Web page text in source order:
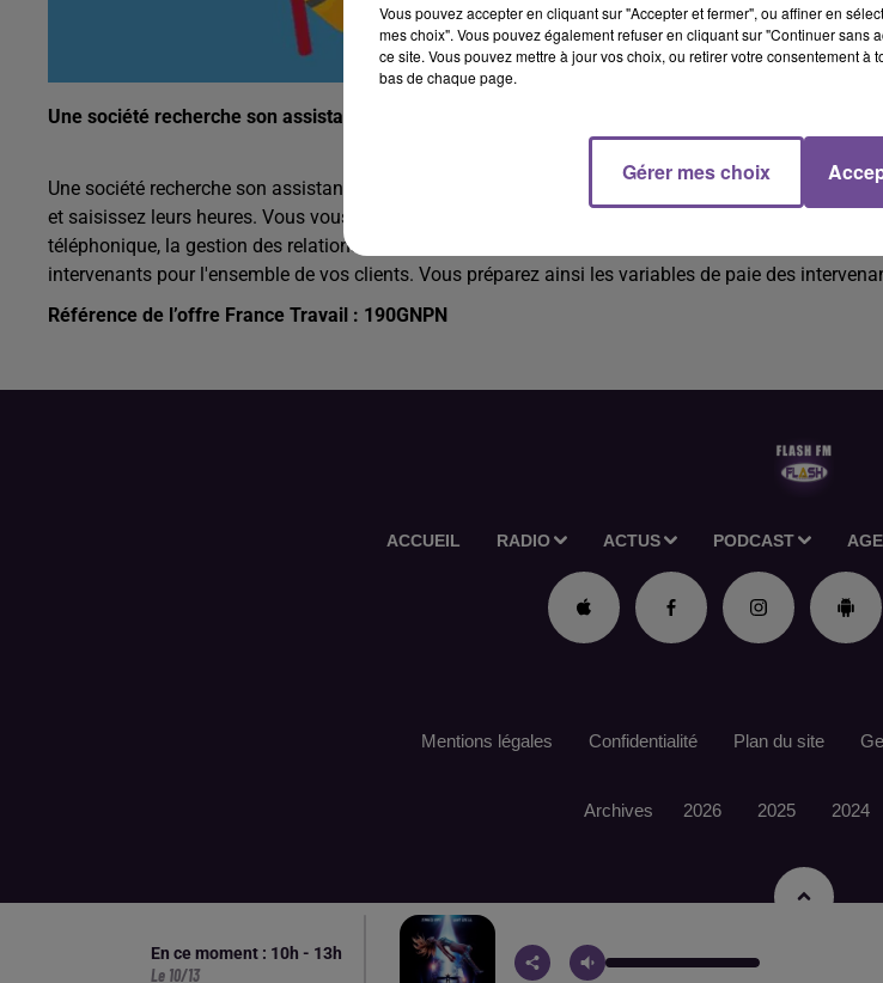
Une société recherche son assistant d’agence (H/F).
Une société recherche son assistant d’agence (H/F). Vous établissez les plannings de vos
et saisissez leurs heures. Vous vous chargez également de la facturation client. Vous assurez
téléphonique, la gestion des relations avec les mutuelles, et les éventuelles réclamations clients.
intervenants pour l'ensemble de vos clients. Vous préparez ainsi les variables de paie des
Référence de l’offre France Travail : 190GNPN
ACCUEIL RADIO ACTUS PODCAST
En ce moment : 10h - 13h
Le 10/13
Mentions légales Confidentialité Plan du site
Archives 2026 2025 2024
Vous pouvez accepter en cliquant sur "Accepter et fermer", ou affiner en
mes choix". Vous pouvez également refuser en cliquant sur "Continuer sans
ce site. Vous pouvez mettre à jour vos choix, ou retirer votre consentement à
bas de chaque page.
Gérer mes choix